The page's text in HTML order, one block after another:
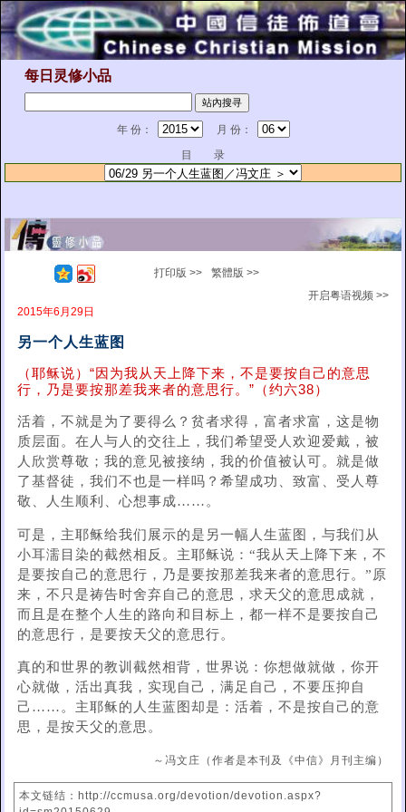
每日灵修小品
年 份：
月 份：
目 录
打印版 >>
繁體版 >>
开启粤语视频 >>
2015年6月29日
另一个人生蓝图
（耶稣说）“因为我从天上降下来，不是要按自己的意思
行，乃是要按那差我来者的意思行。”（约六38）
活着，不就是为了要得么？贫者求得，富者求富，这是物
质层面。在人与人的交往上，我们希望受人欢迎爱戴，被
人欣赏尊敬；我的意见被接纳，我的价值被认可。就是做
了基督徒，我们不也是一样吗？希望成功、致富、受人尊
敬、人生顺利、心想事成……。
可是，主耶稣给我们展示的是另一幅人生蓝图，与我们从
小耳濡目染的截然相反。主耶稣说：“我从天上降下来，不
是要按自己的意思行，乃是要按那差我来者的意思行。”原
来，不只是祷告时舍弃自己的意思，求天父的意思成就，
而且是在整个人生的路向和目标上，都一样不是要按自己
的意思行，是要按天父的意思行。
真的和世界的教训截然相背，世界说：你想做就做，你开
心就做，活出真我，实现自己，满足自己，不要压抑自
己……。主耶稣的人生蓝图却是：活着，不是按自己的意
思，是按天父的意思。
～冯文庄（作者是本刊及《中信》月刊主编）
本文链结：http://ccmusa.org/devotion/devotion.aspx?